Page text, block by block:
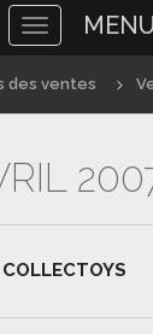
Toggle
navigation
MENU
des ventes